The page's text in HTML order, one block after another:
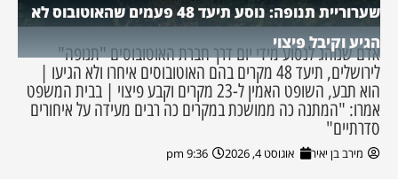
שערוריית תנופה: נוסע תיעד 48 פעמים שהאוטובוס לא
הגיע וקיבל פיצוי
אדם שנוהג לנסוע מידי יום דרך חברת האוטובוסים "תנופה"
לירושלים, תיעד 48 מקרים בהם האוטובוסים איחרו ולא הגיעו |
הוא תבע, השופט האמין ל-23 מקרים וקבע פיצוי | בבית המשפט
אמרו: "המתנה כה ממושכת במקרים כה רבים מעידה על איחורים
סדרתיים"
מירב בן יאיר אוגוסט 4, 2026 9:36 pm